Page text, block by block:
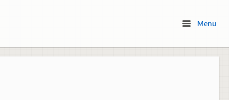
MenuMenu